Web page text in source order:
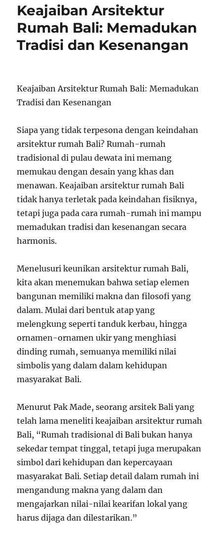
Keajaiban Arsitektur
Rumah Bali: Memadukan
Tradisi dan Kesenangan
Keajaiban Arsitektur Rumah Bali: Memadukan
Tradisi dan Kesenangan
Siapa yang tidak terpesona dengan keindahan
arsitektur rumah Bali? Rumah-rumah
tradisional di pulau dewata ini memang
memukau dengan desain yang khas dan
menawan. Keajaiban arsitektur rumah Bali
tidak hanya terletak pada keindahan fisiknya,
tetapi juga pada cara rumah-rumah ini mampu
memadukan tradisi dan kesenangan secara
harmonis.
Menelusuri keunikan arsitektur rumah Bali,
kita akan menemukan bahwa setiap elemen
bangunan memiliki makna dan filosofi yang
dalam. Mulai dari bentuk atap yang
melengkung seperti tanduk kerbau, hingga
ornamen-ornamen ukir yang menghiasi
dinding rumah, semuanya memiliki nilai
simbolis yang dalam dalam kehidupan
masyarakat Bali.
Menurut Pak Made, seorang arsitek Bali yang
telah lama meneliti keajaiban arsitektur rumah
Bali, “Rumah tradisional di Bali bukan hanya
sekedar tempat tinggal, tetapi juga merupakan
simbol dari kehidupan dan kepercayaan
masyarakat Bali. Setiap detail dalam rumah ini
mengandung makna yang dalam dan
mengajarkan nilai-nilai kearifan lokal yang
harus dijaga dan dilestarikan.”